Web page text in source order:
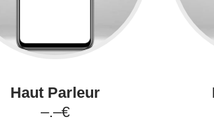
Haut Parleur
–.–€